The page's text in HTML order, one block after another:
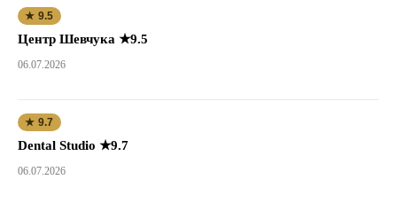
★ 9.5
Центр Шевчука ★9.5
06.07.2026
★ 9.7
Dental Studio ★9.7
06.07.2026